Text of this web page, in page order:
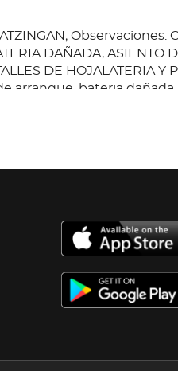
Observaciones:
DAÑADA, ASIENTO
DE HOJALATERIA Y
arranque, bateria dañada,